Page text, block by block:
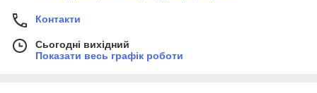
Контакти
Сьогодні вихідний
Показати весь графік роботи